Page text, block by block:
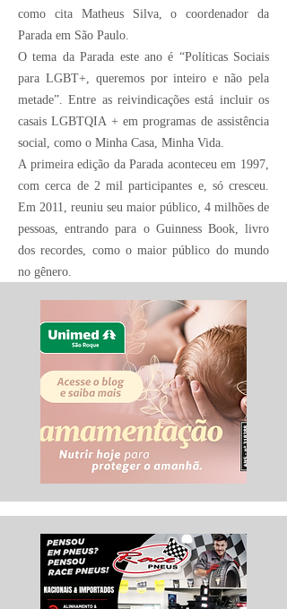
como cita Matheus Silva, o coordenador da
Parada em São Paulo.
O tema da Parada este ano é “Políticas Sociais
para LGBT+, queremos por inteiro e não pela
metade”. Entre as reivindicações está incluir os
casais LGBTQIA + em programas de assistência
social, como o Minha Casa, Minha Vida.
A primeira edição da Parada aconteceu em 1997,
com cerca de 2 mil participantes e, só cresceu.
Em 2011, reuniu seu maior público, 4 milhões de
pessoas, entrando para o Guinness Book, livro
dos recordes, como o maior público do mundo
no gênero.